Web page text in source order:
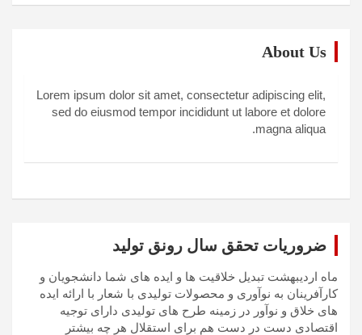
About Us
Lorem ipsum dolor sit amet, consectetur adipiscing elit,
sed do eiusmod tempor incididunt ut labore et dolore
magna aliqua.
ضروریات تحقق سال رونق تولید
ماه اردیبهشت تبدیل خلاقیت ها و ایده های شما دانشجویان و
کارآفرینان به نوآوری و محصولات تولیدی با شعار با ارائه ایده
های خلاق و نوآور در زمینه طرح های تولیدی دارای توجیه
اقتصادی دست در دست هم برای استقلال هر چه بیشتر